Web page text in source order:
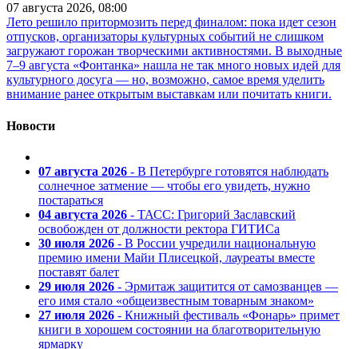
07 августа 2026, 08:00
Лето решило притормозить перед финалом: пока идет сезон
отпусков, организаторы культурных событий не слишком
загружают горожан творческими активностями. В выходные
7–9 августа «Фонтанка» нашла не так много новых идей для
культурного досуга — но, возможно, самое время уделить
внимание ранее открытым выставкам или почитать книги.
Новости
07 августа 2026 - В Петербурге готовятся наблюдать
солнечное затмение — чтобы его увидеть, нужно
постараться
04 августа 2026 - ТАСС: Григорий Заславский
освобожден от должности ректора ГИТИСа
30 июля 2026 - В России учредили национальную
премию имени Майи Плисецкой, лауреаты вместе
поставят балет
29 июля 2026 - Эрмитаж защитится от самозванцев —
его имя стало «общеизвестным товарным знаком»
27 июля 2026 - Книжный фестиваль «Фонарь» примет
книги в хорошем состоянии на благотворительную
ярмарку